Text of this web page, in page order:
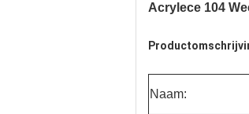
Acrylece 104
Naam: